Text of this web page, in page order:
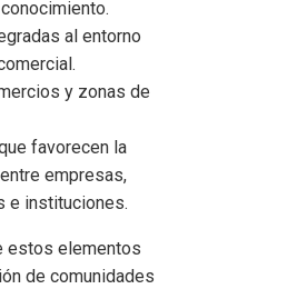
al entorno
y zonas de
favorecen la
empresas,
e instituciones.
estos elementos
de comunidades